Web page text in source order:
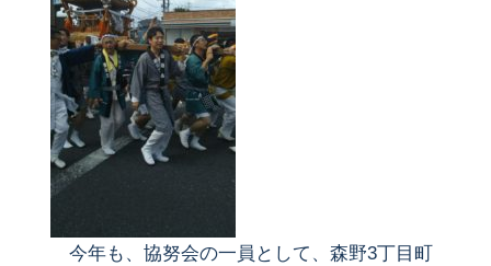
今年も、協努会の一員として、森野3丁目町